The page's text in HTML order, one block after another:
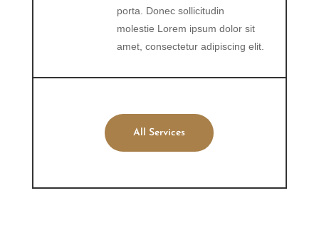
porta. Donec sollicitudin
molestie Lorem ipsum dolor sit
amet, consectetur adipiscing elit.
All Services